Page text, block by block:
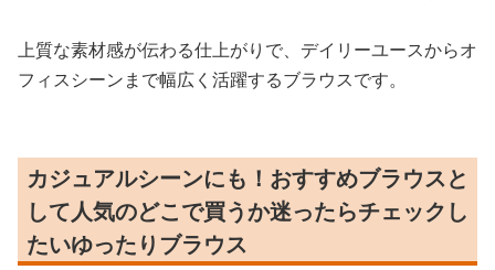
上質な素材感が伝わる仕上がりで、デイリーユースからオ
フィスシーンまで幅広く活躍するブラウスです。
カジュアルシーンにも！おすすめブラウスと
して人気のどこで買うか迷ったらチェックし
たいゆったりブラウス